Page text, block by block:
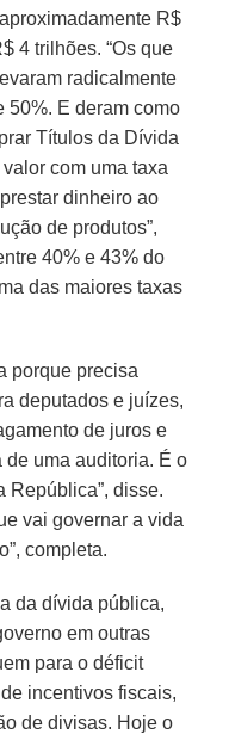
R$
4 trilhões. “Os que
radicalmente
50%. E deram como
Títulos da Dívida
com uma taxa
dinheiro ao
de produtos”,
40% e 43% do
das maiores taxas
porque precisa
deputados e juízes,
de juros e
uma auditoria. É o
República”, disse.
vai governar a vida
completa.
da dívida pública,
em outras
para o déficit
incentivos fiscais,
de divisas. Hoje o